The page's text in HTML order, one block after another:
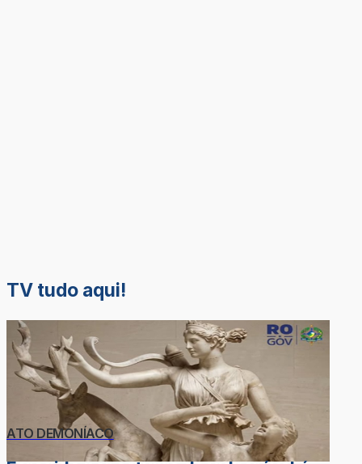
TV tudo aqui!
ATO DEMONÍACO